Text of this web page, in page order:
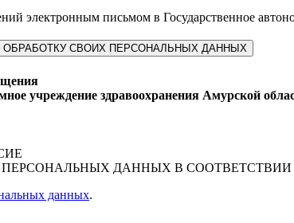
электронным письмом в Государственное
СВОИХ ПЕРСОНАЛЬНЫХ ДАННЫХ
учреждение здравоохранения Амурской
ДАННЫХ В
данных.